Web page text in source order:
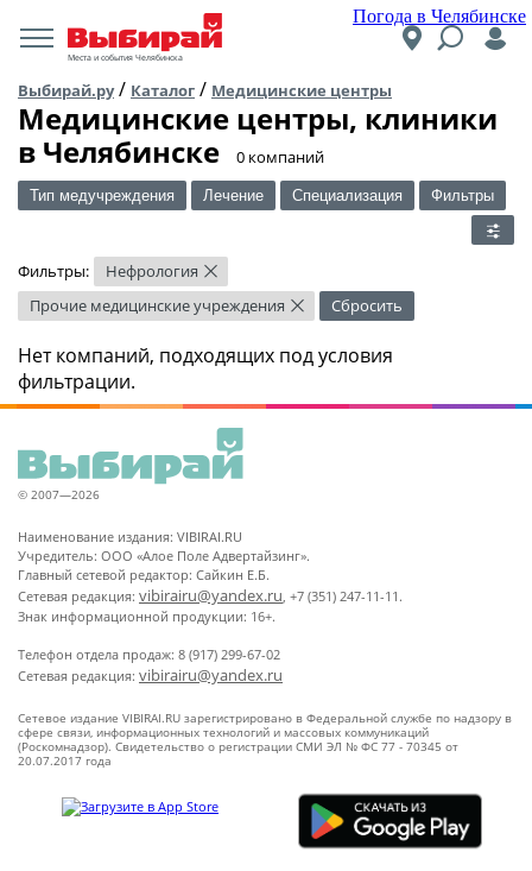
Погода в Челябинске
Места и события Челябинска
Выбирай.ру/ Каталог / Медицинские центры
Медицинские центры, клиники
в Челябинске
​0 компаний
Тип медучреждения Лечение Специализация Фильтры
Фильтры: Нефрология ×
Прочие медицинские учреждения × Сбросить
Нет компаний, подходящих под условия
фильтрации.
© 2007—2026
Наименование издания: VIBIRAI.RU
Учредитель: ООО «Алое Поле Адвертайзинг».
Главный сетевой редактор: Сайкин Е.Б.
Сетевая редакция: vibirairu@yandex.ru, +7 (351) 247-11-11.
Знак информационной продукции: 16+.
Телефон отдела продаж: 8 (917) 299-67-02
Сетевая редакция: vibirairu@yandex.ru
Сетевое издание VIBIRAI.RU зарегистрировано в Федеральной службе по надзору в
сфере связи, информационных технологий и массовых коммуникаций
(Роскомнадзор). Свидетельство о регистрации СМИ ЭЛ № ФС 77 - 70345 от
20.07.2017 года